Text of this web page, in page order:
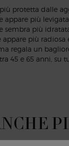
protetta dalle
appare più levigata.
sembra più
più radiosa
regala un
45 e 65 anni,